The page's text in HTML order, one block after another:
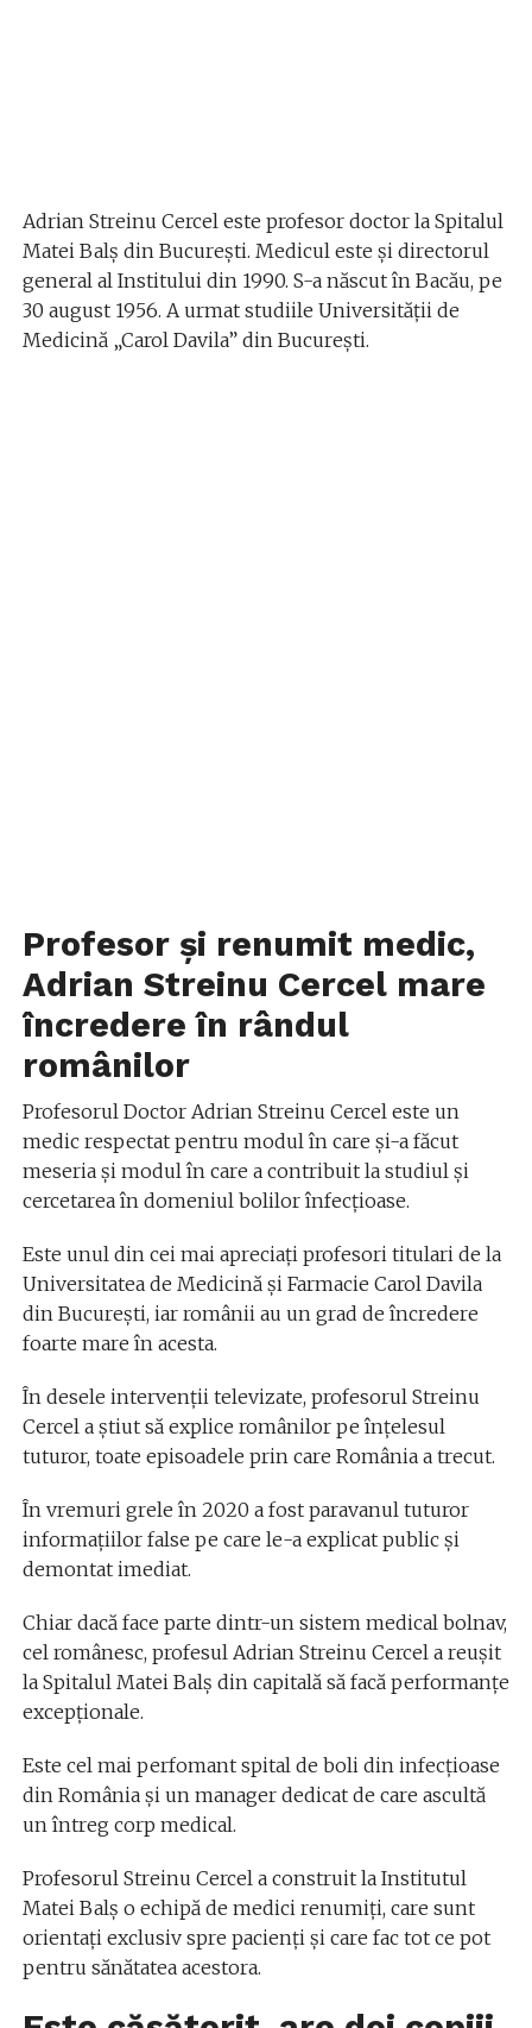
Adrian Streinu Cercel este profesor doctor la Spitalul
Matei Balș din București. Medicul este și directorul
general al Institului din 1990. S-a născut în Bacău, pe
30 august 1956. A urmat studiile Universității de
Medicină „Carol Davila” din București.
Profesor și renumit medic,
Adrian Streinu Cercel mare
încredere în rândul
românilor
Profesorul Doctor Adrian Streinu Cercel este un
medic respectat pentru modul în care și-a făcut
meseria și modul în care a contribuit la studiul și
cercetarea în domeniul bolilor înfecțioase.
Este unul din cei mai apreciați profesori titulari de la
Universitatea de Medicină și Farmacie Carol Davila
din București, iar românii au un grad de încredere
foarte mare în acesta.
În desele intervenții televizate, profesorul Streinu
Cercel a știut să explice românilor pe înțelesul
tuturor, toate episoadele prin care România a trecut.
În vremuri grele în 2020 a fost paravanul tuturor
informațiilor false pe care le-a explicat public și
demontat imediat.
Chiar dacă face parte dintr-un sistem medical bolnav,
cel românesc, profesul Adrian Streinu Cercel a reușit
la Spitalul Matei Balș din capitală să facă performanțe
excepționale.
Este cel mai perfomant spital de boli din infecțioase
din România și un manager dedicat de care ascultă
un întreg corp medical.
Profesorul Streinu Cercel a construit la Institutul
Matei Balș o echipă de medici renumiți, care sunt
orientați exclusiv spre pacienți și care fac tot ce pot
pentru sănătatea acestora.